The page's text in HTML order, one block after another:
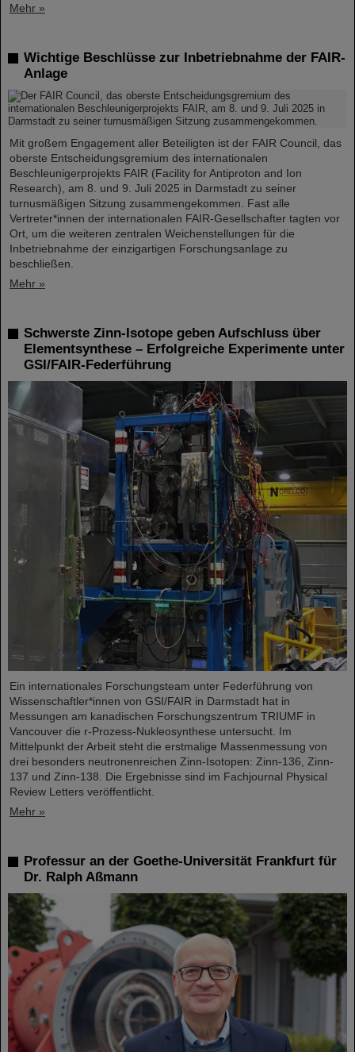
Mehr »
Wichtige Beschlüsse zur Inbetriebnahme der FAIR-
Anlage
Mit großem Engagement aller Beteiligten ist der FAIR Council, das
oberste Entscheidungsgremium des internationalen
Beschleunigerprojekts FAIR (Facility for Antiproton and Ion
Research), am 8. und 9. Juli 2025 in Darmstadt zu seiner
turnusmäßigen Sitzung zusammengekommen. Fast alle
Vertreter*innen der internationalen FAIR-Gesellschafter tagten vor
Ort, um die weiteren zentralen Weichenstellungen für die
Inbetriebnahme der einzigartigen Forschungsanlage zu
beschließen.
Mehr »
Schwerste Zinn-Isotope geben Aufschluss über
Elementsynthese – Erfolgreiche Experimente unter
GSI/FAIR-Federführung
Ein internationales Forschungsteam unter Federführung von
Wissenschaftler*innen von GSI/FAIR in Darmstadt hat in
Messungen am kanadischen Forschungszentrum TRIUMF in
Vancouver die r-Prozess-Nukleosynthese untersucht. Im
Mittelpunkt der Arbeit steht die erstmalige Massenmessung von
drei besonders neutronenreichen Zinn-Isotopen: Zinn-136, Zinn-
137 und Zinn-138. Die Ergebnisse sind im Fachjournal Physical
Review Letters veröffentlicht.
Mehr »
Professur an der Goethe-Universität Frankfurt für
Dr. Ralph Aßmann